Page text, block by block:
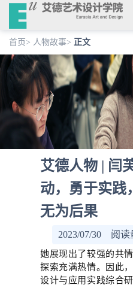
首页> 人物故事> 正文
艾德人物 | 闫
动，勇于实践
无为后果
2023/07/30 阅读
她展现出了较强的共
探索充满热情。因此
设计与应用实践综合